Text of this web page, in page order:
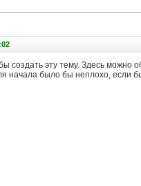
создать эту тему. Здесь можно
начала было бы неплохо, если